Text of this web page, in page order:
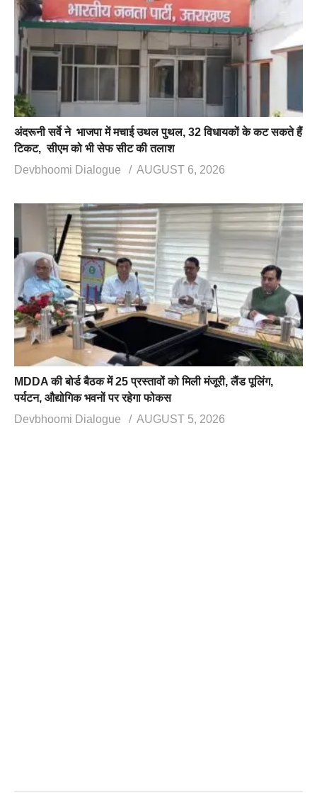
अंदरूनी सर्वे ने भाजपा में मचाई उथल पुथल, 32 विधायकों के कट सकते हैं
टिकट, सीएम को भी सेफ सीट की तलाश
Devbhoomi Dialogue
AUGUST 6, 2026
MDDA की बोर्ड बैठक में 25 प्रस्तावों को मिली मंजूरी, लैंड पूलिंग,
पर्यटन, औद्योगिक भवनों पर रहेगा फोकस
Devbhoomi Dialogue
AUGUST 5, 2026